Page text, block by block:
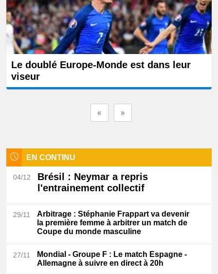
Le doublé Europe-Monde est dans leur
viseur
« »
EN CONTINU
04/12 Brésil
: Neymar a repris
l'entrainement collectif
29/11 Arbitrage : Stéphanie Frappart va devenir
la première femme à arbitrer un match de
Coupe du monde masculine
27/11 Mondial - Groupe F : Le match Espagne -
Allemagne à suivre en direct à 20h